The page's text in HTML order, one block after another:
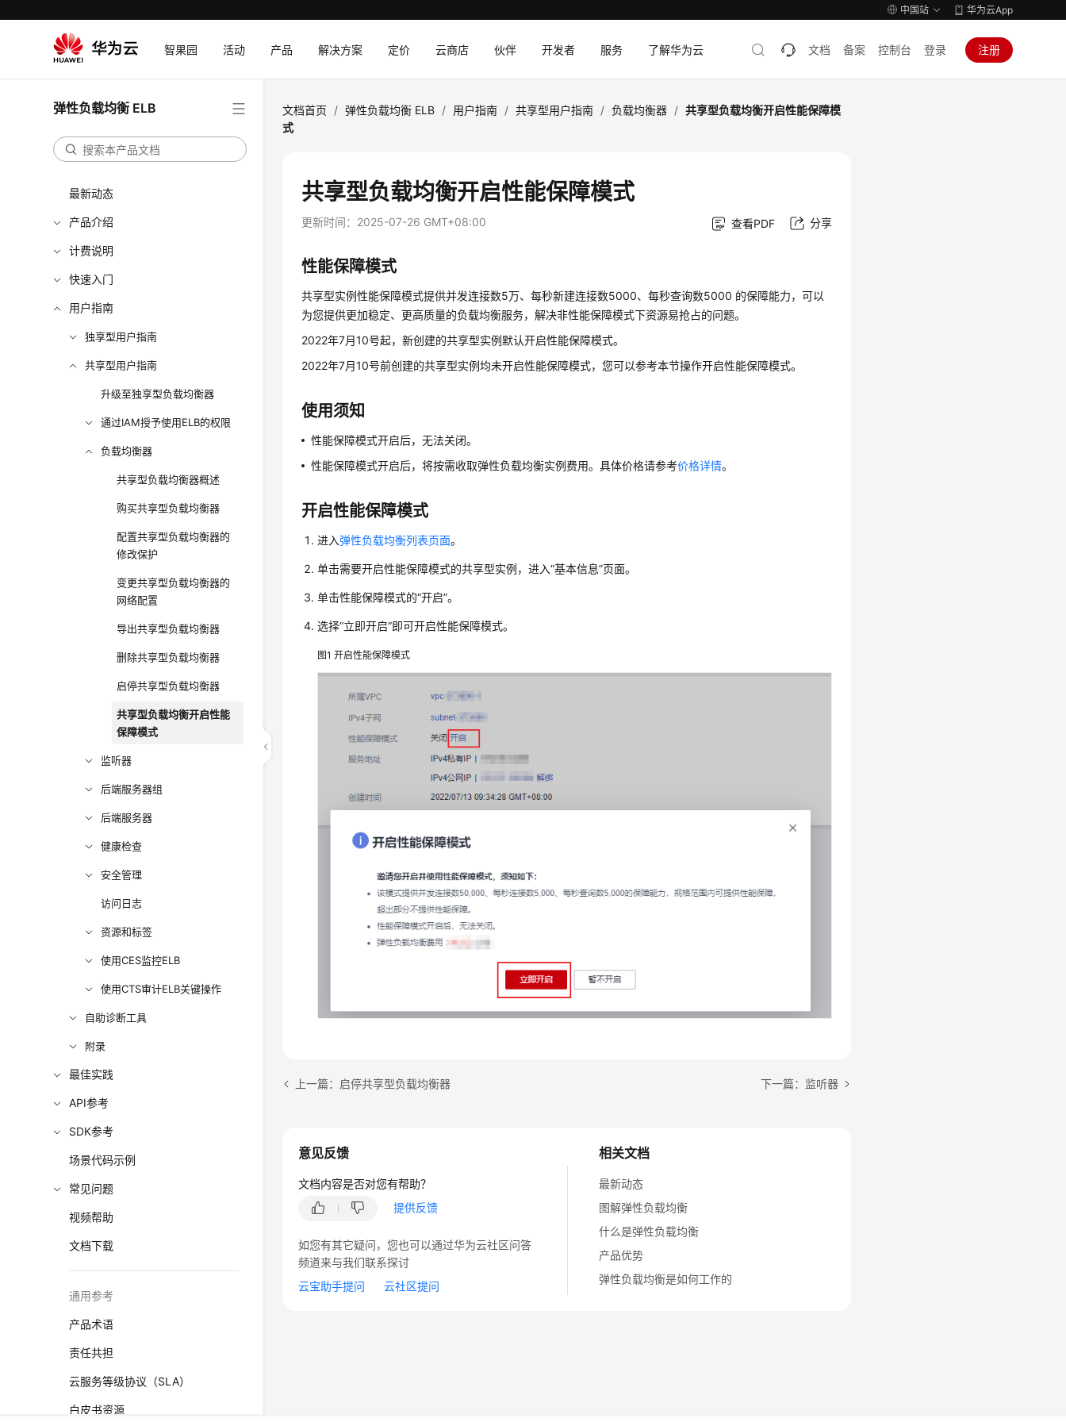
中国站 华为云App
智果园 活动 产品 解决方案 定价 云商店 伙伴 开发者 服务 了解华为云 文档 备案 控制台 登录 注册
弹性负载均衡 ELB
最新动态
产品介绍
计费说明
快速入门
用户指南
独享型用户指南
共享型用户指南
升级至独享型负载均衡器
通过IAM授予使用ELB的权限
负载均衡器
共享型负载均衡器概述
购买共享型负载均衡器
配置共享型负载均衡器的
修改保护
变更共享型负载均衡器的
网络配置
导出共享型负载均衡器
删除共享型负载均衡器
启停共享型负载均衡器
共享型负载均衡开启性能
保障模式
监听器
后端服务器组
后端服务器
健康检查
安全管理
访问日志
资源和标签
使用CES监控ELB
使用CTS审计ELB关键操作
自助诊断工具
附录
最佳实践
API参考
SDK参考
场景代码示例
常见问题
视频帮助
文档下载
通用参考
产品术语
责任共担
云服务等级协议（SLA）
白皮书资源
文档首页 / 弹性负载均衡 ELB / 用户指南 / 共享型用户指南 / 负载均衡器 / 共享型负载均衡开启性能保障模
式
共享型负载均衡开启性能保障模式
更新时间： 2025-07-26 GMT+08:00 查看PDF 分享
性能保障模式
共享型实例性能保障模式提供并发连接数5万、每秒新建连接数5000、每秒查询数5000 的保障能力，可以
为您提供更加稳定、更高质量的负载均衡服务，解决非性能保障模式下资源易抢占的问题。
2022年7月10号起，新创建的共享型实例默认开启性能保障模式。
2022年7月10号前创建的共享型实例均未开启性能保障模式，您可以参考本节操作开启性能保障模式。
使用须知
性能保障模式开启后，无法关闭。
性能保障模式开启后，将按需收取弹性负载均衡实例费用。具体价格请参考价格详情。
开启性能保障模式
进入弹性负载均衡列表页面。
单击需要开启性能保障模式的共享型实例，进入“基本信息”页面。
单击性能保障模式的“开启”。
选择“立即开启”即可开启性能保障模式。
图1开启性能保障模式
上一篇：启停共享型负载均衡器 下一篇：监听器
相关文档
最新动态
图解弹性负载均衡
什么是弹性负载均衡
产品优势
弹性负载均衡是如何工作的
意见反馈
文档内容是否对您有帮助？
提供反馈
如您有其它疑问，您也可以通过华为云社区问答
频道来与我们联系探讨
云宝助手提问
云社区提问